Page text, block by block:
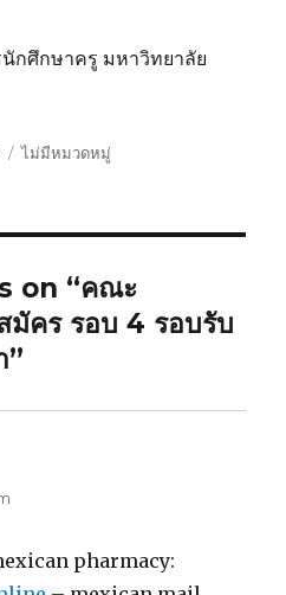
กศึกษาครู มหาวิทยาลัย
Categories
ไม่มีหมวดหมู่
on “คณะ
มัคร รอบ 4 รอบรับ
”
pharmacy: